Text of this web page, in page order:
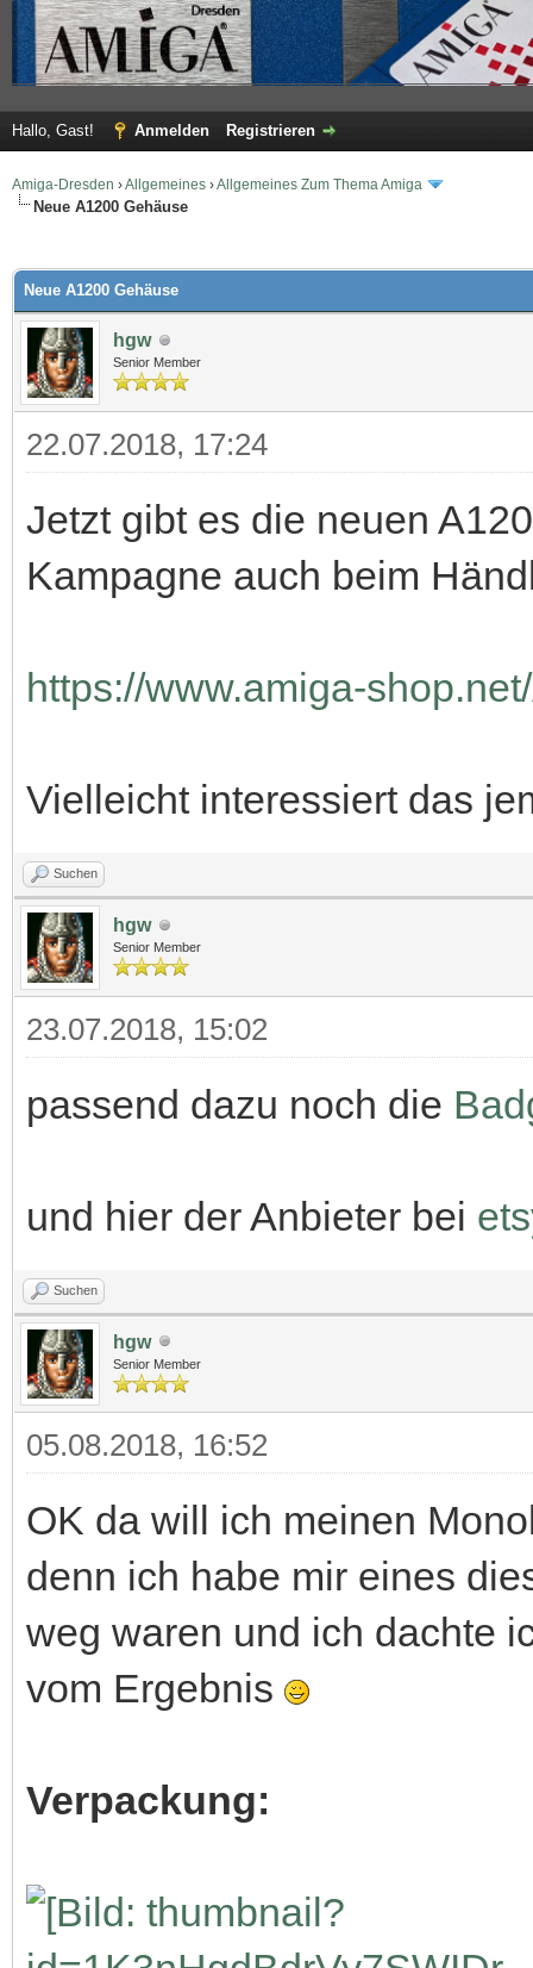
Hallo, Gast! Anmelden Registrieren
Amiga-Dresden ›Allgemeines ›Allgemeines Zum Thema Amiga
Neue A1200 Gehäuse
Neue A1200 Gehäuse
hgw
Senior Member
22.07.2018, 17:24
Jetzt gibt es die neuen
Kampagne auch beim
https://www.amiga-
Vielleicht interessiert das
Suchen
hgw
Senior Member
23.07.2018, 15:02
passend dazu noch die
und hier der Anbieter bei
Suchen
hgw
Senior Member
05.08.2018, 16:52
OK da will ich meinen
denn ich habe mir eines
weg waren und ich dachte
vom Ergebnis
Verpackung: